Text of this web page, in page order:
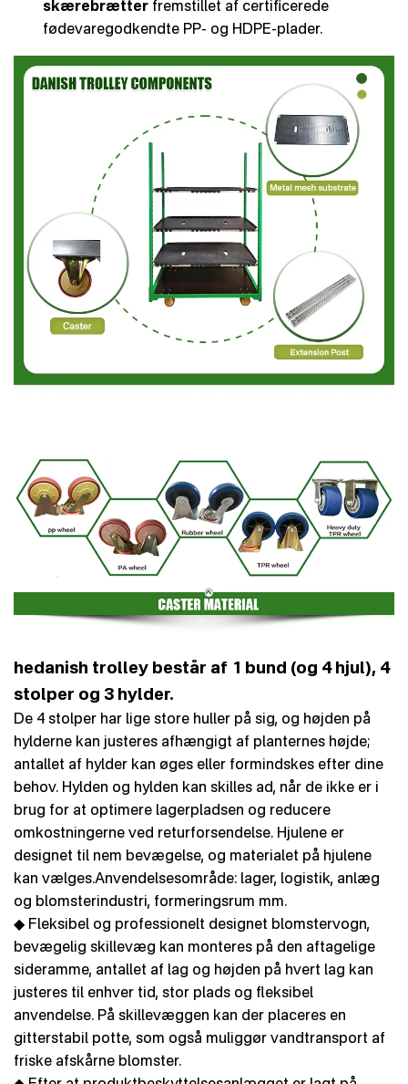
skærebrætter fremstillet af certificerede
fødevaregodkendte PP- og HDPE-plader.
hedanish trolley består af 1 bund (og 4 hjul), 4
stolper og 3 hylder.
De 4 stolper har lige store huller på sig, og højden på
hylderne kan justeres afhængigt af planternes højde;
antallet af hylder kan øges eller formindskes efter dine
behov. Hylden og hylden kan skilles ad, når de ikke er i
brug for at optimere lagerpladsen og reducere
omkostningerne ved returforsendelse. Hjulene er
designet til nem bevægelse, og materialet på hjulene
kan vælges.Anvendelsesområde: lager, logistik, anlæg
og blomsterindustri, formeringsrum mm.
◆ Fleksibel og professionelt designet blomstervogn,
bevægelig skillevæg kan monteres på den aftagelige
sideramme, antallet af lag og højden på hvert lag kan
justeres til enhver tid, stor plads og fleksibel
anvendelse. På skillevæggen kan der placeres en
gitterstabil potte, som også muliggør vandtransport af
friske afskårne blomster.